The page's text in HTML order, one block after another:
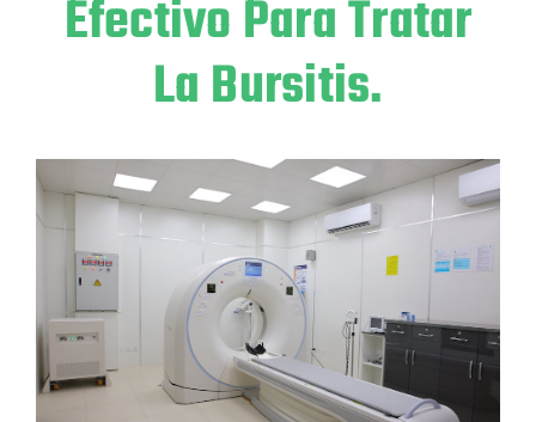
Efectivo Para Tratar
La Bursitis.